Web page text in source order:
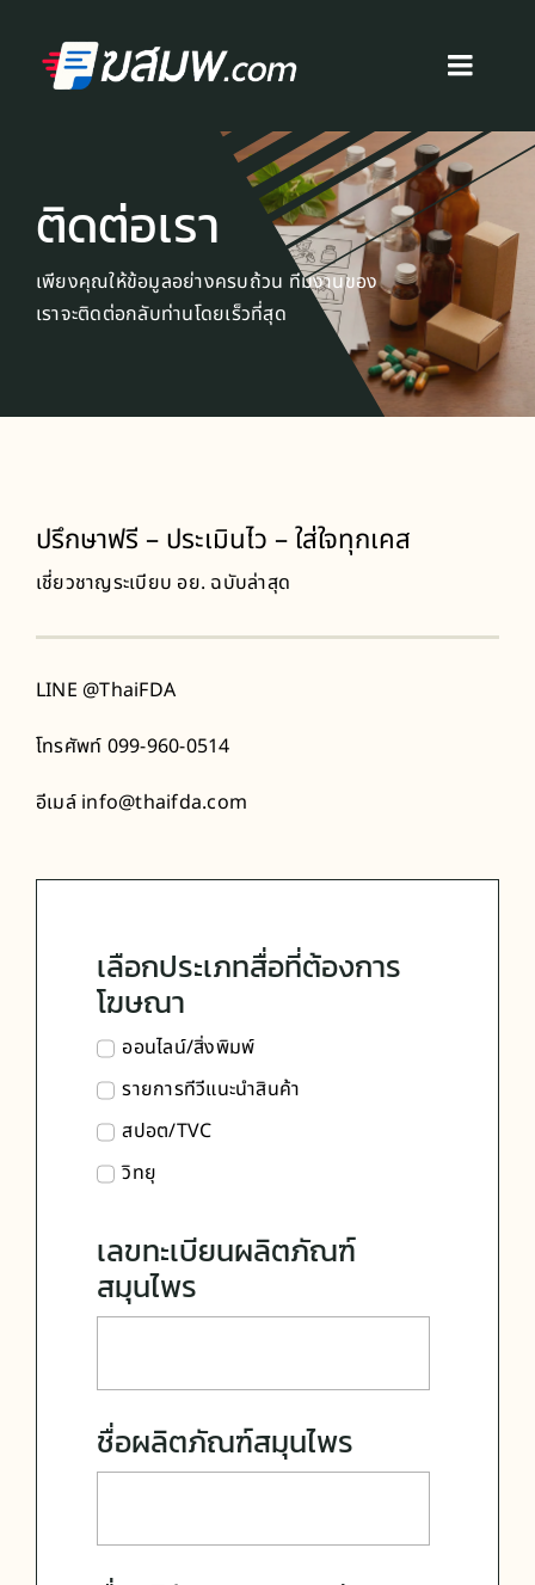
content
บริการ
สื่อโฆษณา
ติดต่อเรา
ติดต่อเรา
เพียงคุณให้ข้อมูลอย่างครบถ้วน ทีมงานของ
เราจะติดต่อกลับท่านโดยเร็วที่สุด
ปรึกษาฟรี – ประเมินไว – ใส่ใจทุกเคส
เชี่ยวชาญระเบียบ อย. ฉบับล่าสุด
LINE @ThaiFDA
โทรศัพท์ 099-960-0514
อีเมล์ info@thaifda.com
เลือกประเภทสื่อที่ต้องการ
โฆษณา
ออนไลน์/สิ่งพิมพ์
รายการทีวีแนะนำสินค้า
สปอต/TVC
วิทยุ
เลขทะเบียนผลิตภัณฑ์
สมุนไพร
ชื่อผลิตภัณฑ์สมุนไพร